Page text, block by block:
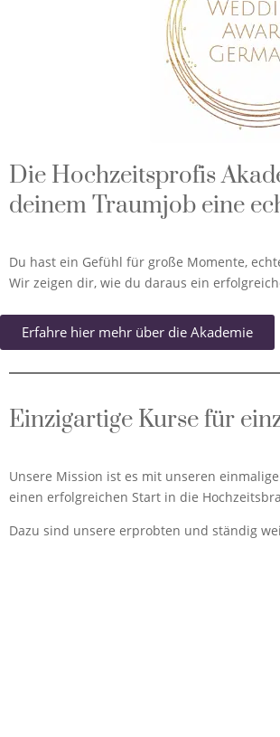
Die Hochzeitsprofis
deinem Traumjob eine
Du hast ein Gefühl für große Momente,
Wir zeigen dir, wie du daraus ein
Erfahre hier mehr über die Akademie
Einzigartige Kurse für
Unsere Mission ist es mit unseren
einen erfolgreichen Start in die
Dazu sind unsere erprobten und ständig